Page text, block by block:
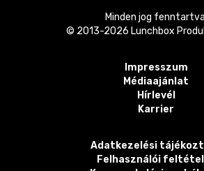
Minden jog
© 2013-2026 Lunchbox
Impresszum
Médiaajánlat
Hírlevél
Karrier
Adatkezelési
Felhasználói